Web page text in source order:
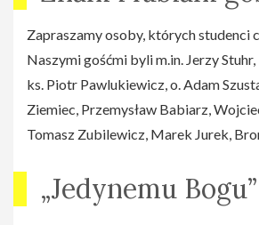
Zapraszamy osoby, których studenci
Naszymi gośćmi byli m.in. Jerzy Stuhr,
ks. Piotr Pawlukiewicz, o. Adam
Ziemiec, Przemysław Babiarz,
Tomasz Zubilewicz, Marek Jurek,
„Jedynemu Bogu”